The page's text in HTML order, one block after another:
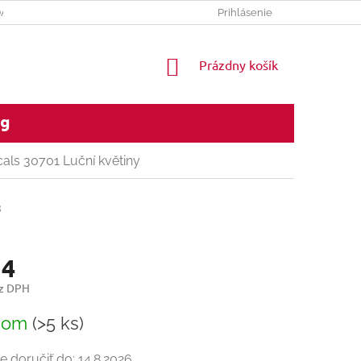
Prihlásenie
NÁKUPNÝ
Prázdny košík
30701 Luční květiny
DPH
(>5 ks)